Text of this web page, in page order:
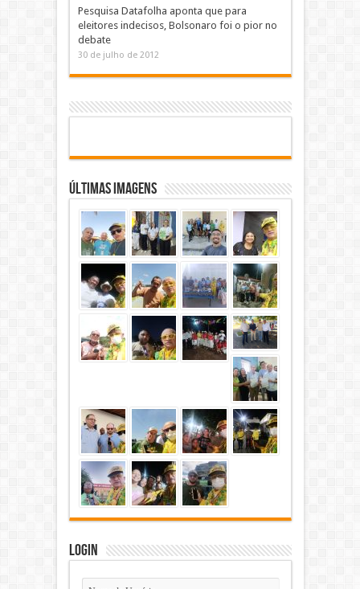
Pesquisa Datafolha aponta que para
eleitores indecisos, Bolsonaro foi o pior no
debate
30 de julho de 2012
Últimas Imagens
Login